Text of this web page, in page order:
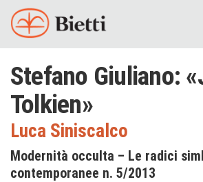
Stefano Giuliano:
Tolkien»
Luca Siniscalco
Modernità occulta – Le radici
contemporanee n. 5/2013